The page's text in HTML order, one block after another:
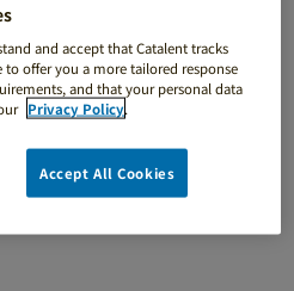
Lipid-Based
吸収率：BCS全クラス対応
）
and accept that Catalent tracks
offer you a more tailored response
and that your personal data
Privacy Policy.
Accept All Cookies